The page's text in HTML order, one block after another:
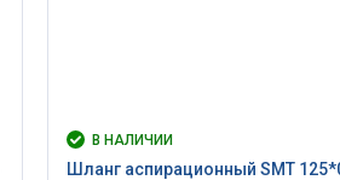
В НАЛИЧИИ
Шланг аспирационный SMT